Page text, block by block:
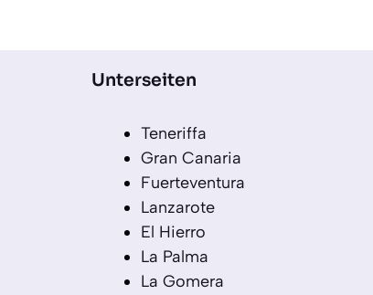
Unterseiten
Teneriffa
Gran Canaria
Fuerteventura
Lanzarote
El Hierro
La Palma
La Gomera